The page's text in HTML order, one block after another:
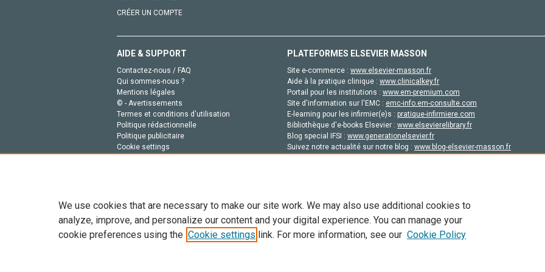
CRÉER UN COMPTE
AIDE & SUPPORT
Contactez-nous / FAQ
Qui sommes-nous ?
Mentions légales
© - Avertissements
Termes et conditions d'utilisation
Politique rédactionnelle
Politique publicitaire
Cookie settings
PLATEFORMES ELSEVIER MASSON
Site e-commerce : www.elsevier-masson.fr
Aide à la pratique clinique : www.clinicalkey.fr
Portail pour les institutions : www.em-premium.com
Site d'information sur l'EMC : emc-info.em-consulte.com
E-learning pour les infirmier(e)s : pratique-infirmiere.com
Bibliothèque d'e-books Elsevier : www.elsevierelibrary.fr
Blog special IFSI : www.generationelsevier.fr
Suivez notre actualité sur notre blog : www.blog-elsevier-masson.fr
Tout le contenu de ce site: Copyright © 2026 Elsevier, ses concédants de licence et ses contributeurs. Tout les droits sont réservés,
de données, a la formation en IA et aux technologies similaires. Pour tout contenu en libre accès, les conditions de licence
We use cookies that are necessary to make our site work. We may also use additional cookies to
analyze, improve, and personalize our content and your digital experience. You can manage your
cookie preferences using the Cookie settings link. For more information, see our Cookie Policy